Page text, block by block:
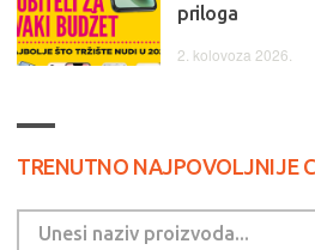
priloga
2. kolovoza 2026.
TRENUTNO NAJPOVOLJNIJE